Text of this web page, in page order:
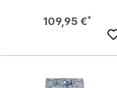
Regulärer Preis:
109,95 €